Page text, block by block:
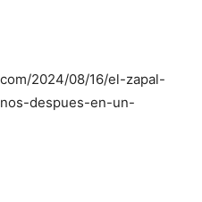
2024/08/16/el-zapal-
despues-en-un-